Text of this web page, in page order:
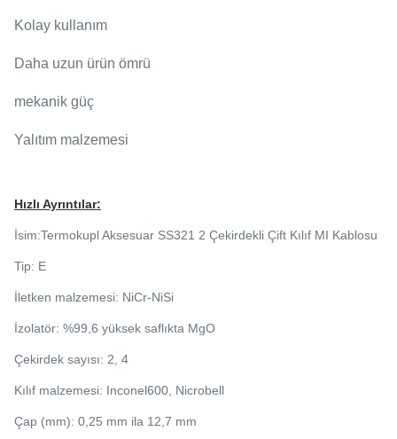
Kolay kullanım
Daha uzun ürün ömrü
mekanik güç
Yalıtım malzemesi
Hızlı Ayrıntılar:
İsim:Termokupl Aksesuar SS321 2 Çekirdekli Çift Kılıf MI Kablosu
Tip: E
İletken malzemesi: NiCr-NiSi
İzolatör: %99,6 yüksek saflıkta MgO
Çekirdek sayısı: 2, 4
Kılıf malzemesi: Inconel600, Nicrobell
Çap (mm): 0,25 mm ila 12,7 mm